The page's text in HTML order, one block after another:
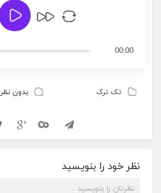
00:00
تک ترک بدون نظر
نظر خود را بنویسید